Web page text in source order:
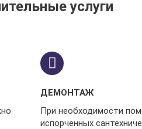
услуги
ДЕМОНТАЖ
При необходимости
испорченных